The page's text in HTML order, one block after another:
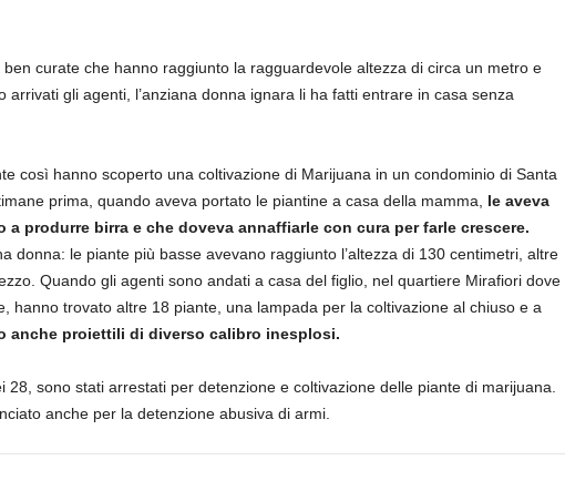
curate che hanno raggiunto la ragguardevole altezza di circa un metro e
arrivati gli agenti, l’anziana donna ignara li ha fatti entrare in casa senza
così hanno scoperto una coltivazione di Marijuana in un condominio di Santa
prima, quando aveva portato le piantine a casa della mamma,
le aveva
a produrre birra e che doveva annaffiarle con cura per farle crescere.
donna: le piante più basse avevano raggiunto l’altezza di 130 centimetri, altre
Quando gli agenti sono andati a casa del figlio, nel quartiere Mirafiori dove
hanno trovato altre 18 piante, una lampada per la coltivazione al chiuso e a
anche proiettili di diverso calibro inesplosi.
28, sono stati arrestati per detenzione e coltivazione delle piante di marijuana.
anche per la detenzione abusiva di armi.